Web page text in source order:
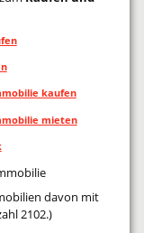
kaufen
mieten
davon mit
2102.)